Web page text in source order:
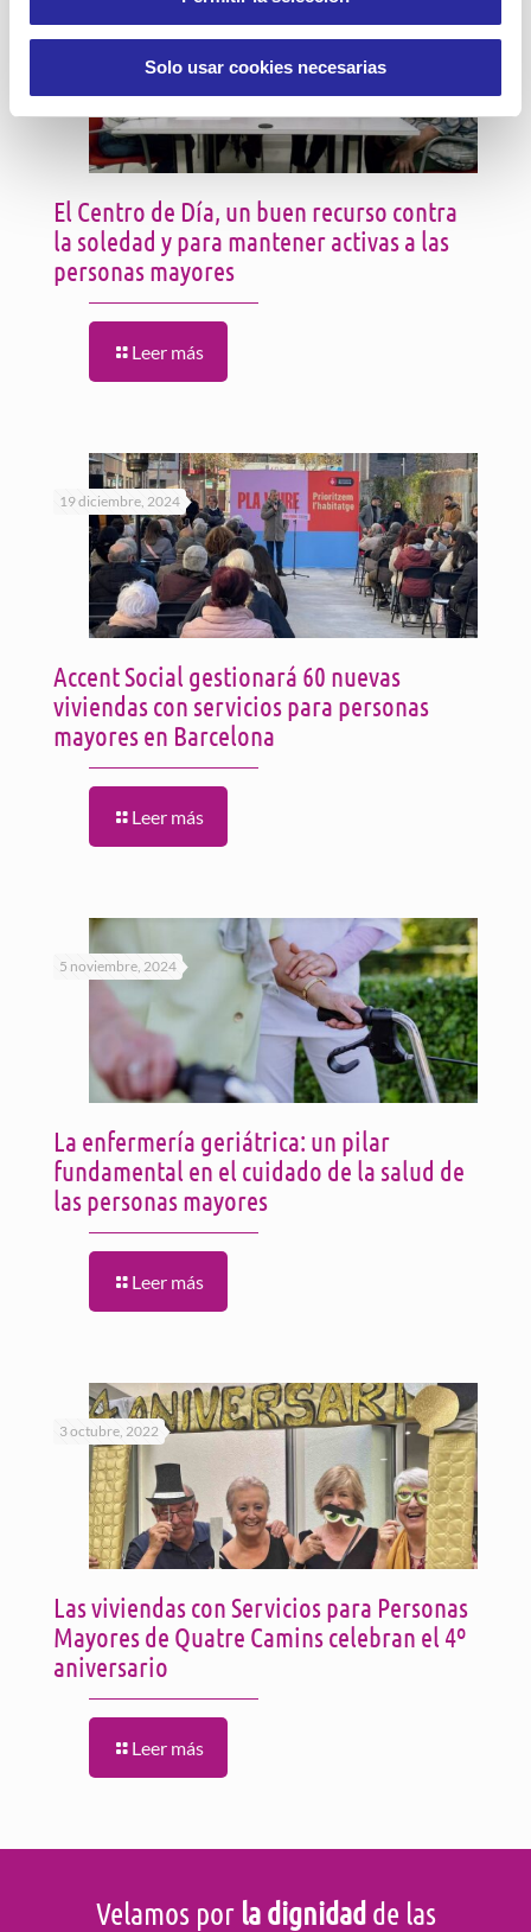
Solo usar cookies necesarias
27 mayo, 2025
El Centro de Día, un buen recurso contra
la soledad y para mantener activas a las
personas mayores
Leer más
19 diciembre, 2024
Accent Social gestionará 60 nuevas
viviendas con servicios para personas
mayores en Barcelona
Leer más
5 noviembre, 2024
La enfermería geriátrica: un pilar
fundamental en el cuidado de la salud de
las personas mayores
Leer más
3 octubre, 2022
Las viviendas con Servicios para Personas
Mayores de Quatre Camins celebran el 4º
aniversario
Leer más
Velamos por la dignidadde las